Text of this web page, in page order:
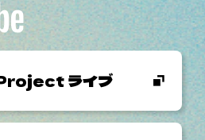
ライブ